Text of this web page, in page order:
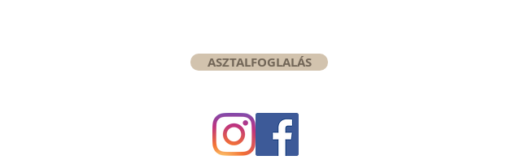
ASZTALFOGLALÁS